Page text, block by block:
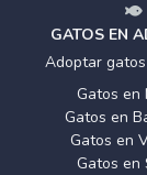
GATOS EN
Adoptar
Gatos en
Gatos en
Gatos en
Gatos en